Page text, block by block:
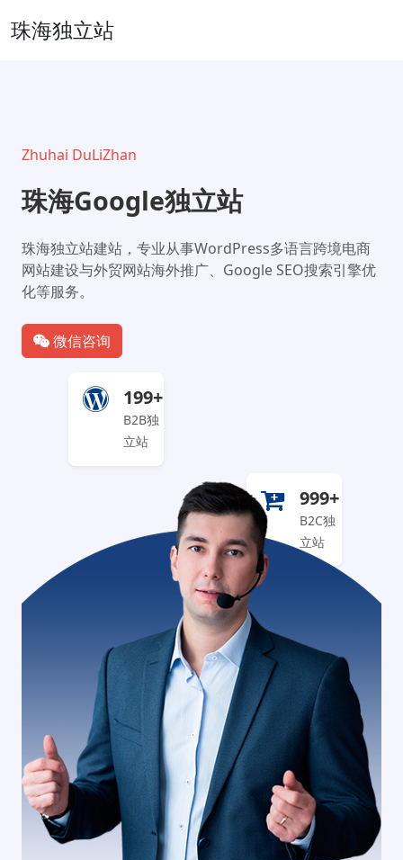
珠海独立站
Zhuhai DuLiZhan
珠海Google独立站
珠海独立站建站，专业从事WordPress多语言跨境电商
网站建设与外贸网站海外推广、Google SEO搜索引擎优
化等服务。
微信咨询
199+
B2B独
立站
999+
B2C独
立站